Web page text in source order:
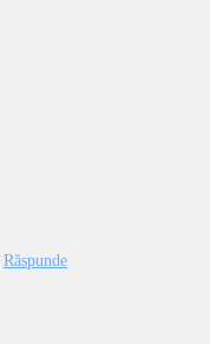
Răspunde